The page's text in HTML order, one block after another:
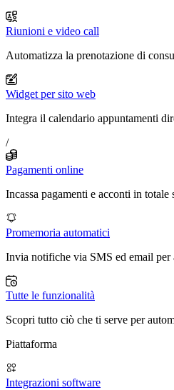
Riunioni e video call
Automatizza la prenotazione di
Widget per sito web
Integra il calendario appuntamenti
/
Pagamenti online
Incassa pagamenti e acconti in totale
Promemoria automatici
Invia notifiche via SMS ed email per
Tutte le funzionalità
Scopri tutto ciò che ti serve per
Piattaforma
Integrazioni software